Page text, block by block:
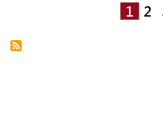
1 2